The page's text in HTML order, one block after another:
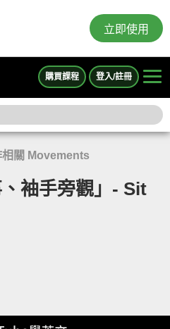
立即使用
購買課程 登入/註冊
相關 Movements
、袖手旁觀」- Sit